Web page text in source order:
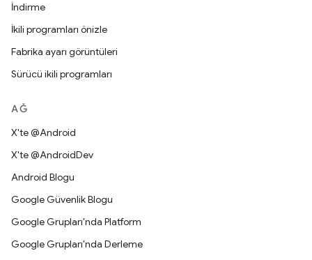
İndirme
İkili programları önizle
Fabrika ayarı görüntüleri
Sürücü ikili programları
AĞ
X'te @Android
X'te @AndroidDev
Android Blogu
Google Güvenlik Blogu
Google Grupları'nda Platform
Google Grupları'nda Derleme